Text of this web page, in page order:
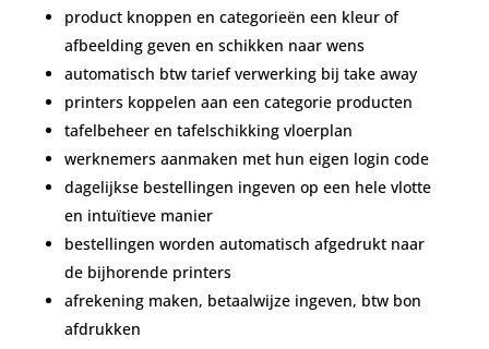
product knoppen en categorieën een kleur of
afbeelding geven en schikken naar wens
automatisch btw tarief verwerking bij take away
printers koppelen aan een categorie producten
tafelbeheer en tafelschikking vloerplan
werknemers aanmaken met hun eigen login code
dagelijkse bestellingen ingeven op een hele vlotte
en intuïtieve manier
bestellingen worden automatisch afgedrukt naar
de bijhorende printers
afrekening maken, betaalwijze ingeven, btw bon
afdrukken